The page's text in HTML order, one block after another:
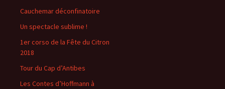
h
e
Cauchemar déconfinatoire
Un spectacle sublime !
1er corso de la Fête du Citron
2018
Tour du Cap d’Antibes
Les Contes d’Hoffmann à